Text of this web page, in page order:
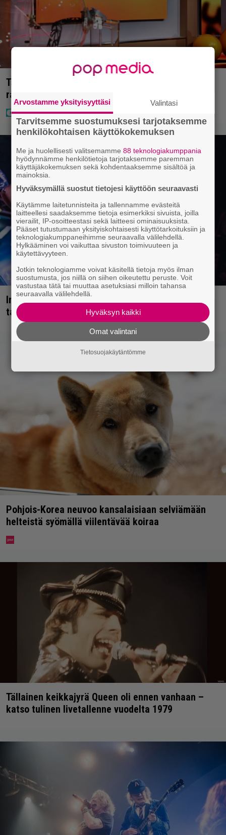
Täällä pelattiin lauantain Loton ja Jokerin isot
rahat – Tokmannilla, ABC:lla, netissä…
Iron Maidenin keulilla on laulanut tähän mennessä
tasan yksi legenda, julistaa ex-solisti
Pohjois-Korea neuvoo kansalaisiaan selviämään
helteistä syömällä viilentävää koiraa
Tällainen keikkajyrä Queen oli ennen vanhaan –
katso tulinen livetallenne vuodelta 1979
Arvostamme yksityisyyttäsi Valintasi
Tarvitsemme suostumuksesi tarjotaksemme
henkilökohtaisen käyttökokemuksen
Me ja huolellisesti valitsemamme88 teknologiakumppania
hyödynnämme henkilötietoja tarjotaksemme paremman
käyttäjäkokemuksen sekä kohdentaaksemme sisältöä ja
mainoksia.
Hyväksymällä suostut tietojesi käyttöön seuraavasti
Käytämme laitetunnisteita ja tallennamme evästeitä
laitteellesi saadaksemme tietoja esimerkiksi sivuista, joilla
vierailit, IP-osoitteestasi sekä laitteesi ominaisuuksista.
Pääset tutustumaan yksityiskohtaisesti käyttötarkoituksiin ja
teknologiakumppaneihimme seuraavalla välilehdellä.
Hylkääminen voi vaikuttaa sivuston toimivuuteen ja
käytettävyyteen.
Jotkin teknologiamme voivat käsitellä tietoja myös ilman
suostumusta, jos niillä on siihen oikeutettu peruste. Voit
vastustaa tätä tai muuttaa asetuksiasi milloin tahansa
seuraavalla välilehdellä.
Hyväksyn kaikki
Omat valintani
Tietosuojakäytäntömme